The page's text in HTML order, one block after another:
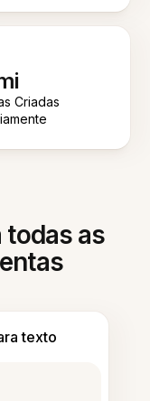
Criadas
as
texto